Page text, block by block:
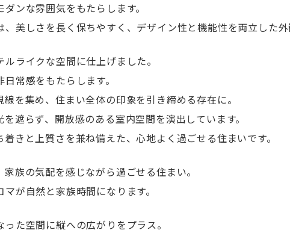
ンな雰囲気をもたらします。
美しさを長く保ちやすく、デザイン性と機能性を両立した外
ライクな空間に仕上げました。
常感をもたらします。
を集め、住まい全体の印象を引き締める存在に。
遮らず、開放感のある室内空間を演出しています。
きと上質さを兼ね備えた、心地よく過ごせる住まいです。
族の気配を感じながら過ごせる住まい。
が自然と家族時間になります。
た空間に縦への広がりをプラス。